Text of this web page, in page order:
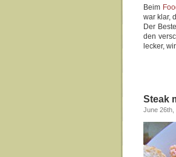
Beim
war klar,
Der
den
lecker,
Steak
June 26th,